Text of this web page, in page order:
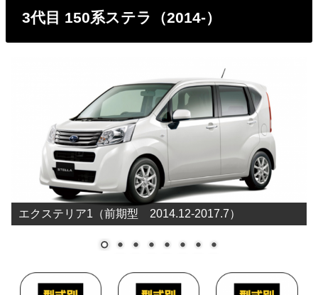
3代目 150系ステラ（2014-）
エクステリア1（前期型 2014.12-2017.7）